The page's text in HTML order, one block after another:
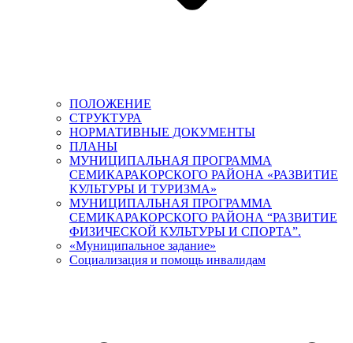
ПОЛОЖЕНИЕ
СТРУКТУРА
НОРМАТИВНЫЕ ДОКУМЕНТЫ
ПЛАНЫ
МУНИЦИПАЛЬНАЯ ПРОГРАММА
СЕМИКАРАКОРСКОГО РАЙОНА «РАЗВИТИЕ
КУЛЬТУРЫ И ТУРИЗМА»
МУНИЦИПАЛЬНАЯ ПРОГРАММА
СЕМИКАРАКОРСКОГО РАЙОНА “РАЗВИТИЕ
ФИЗИЧЕСКОЙ КУЛЬТУРЫ И СПОРТА”.
«Муниципальное задание»
Социализация и помощь инвалидам